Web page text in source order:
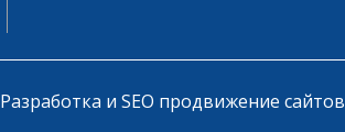
Разработка и SEO продвижение сайтов